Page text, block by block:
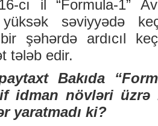
cı il “Formula-1”
səviyyədə
şəhərdə ardıcıl
tələb edir.
Bakıda
idman növləri
yaratmadı ki?